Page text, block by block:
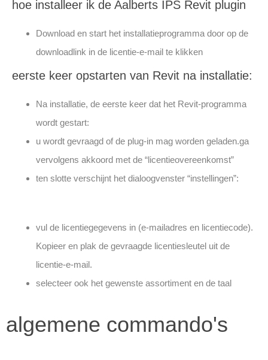
hoe installeer ik de Aalberts IPS Revit plugin
Download en start het installatieprogramma door op de
downloadlink in de licentie-e-mail te klikken
eerste keer opstarten van Revit na installatie:
Na installatie, de eerste keer dat het Revit-programma
wordt gestart:
u wordt gevraagd of de plug-in mag worden geladen.ga
vervolgens akkoord met de “licentieovereenkomst”
ten slotte verschijnt het dialoogvenster “instellingen”:
vul de licentiegegevens in (e-mailadres en licentiecode).
Kopieer en plak de gevraagde licentiesleutel uit de
licentie-e-mail.
selecteer ook het gewenste assortiment en de taal
algemene commando's